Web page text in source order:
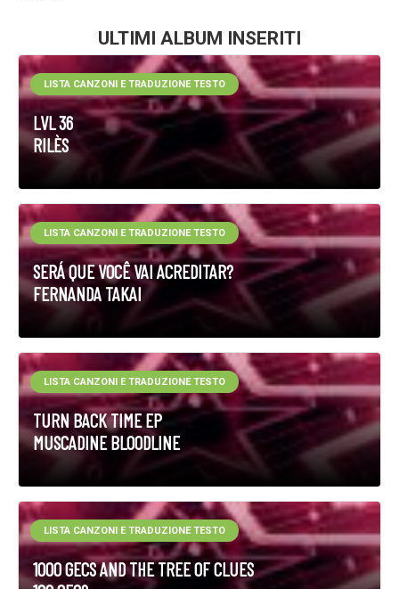
ULTIMI ALBUM INSERITI
LVL 36
RILÈS
LISTA CANZONI E TRADUZIONE TESTO
SERÁ QUE VOCÊ VAI ACREDITAR?
FERNANDA TAKAI
LISTA CANZONI E TRADUZIONE TESTO
TURN BACK TIME EP
MUSCADINE BLOODLINE
LISTA CANZONI E TRADUZIONE TESTO
1000 GECS AND THE TREE OF CLUES
LISTA CANZONI E TRADUZIONE TESTO